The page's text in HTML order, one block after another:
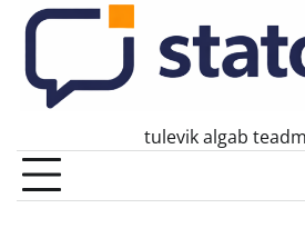
Skip
content
tulevik algab